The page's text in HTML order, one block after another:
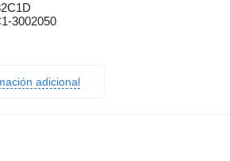
3002050
adicional